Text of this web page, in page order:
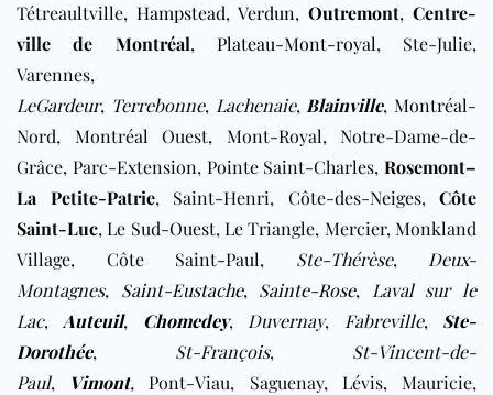
Tétreaultville, Hampstead, Verdun, Outremont, Centre-
ville de Montréal, Plateau-Mont-royal,
Ste-Julie,
Varennes,
LeGardeur, Terrebonne, Lachenaie, Blainville, Montréal-
Nord, Montréal Ouest, Mont-Royal, Notre-Dame-de-
Grâce, Parc-Extension, Pointe Saint-Charles, Rosemont–
La Petite-Patrie, Saint-Henri, Côte-des-Neiges, Côte
Saint-Luc, Le Sud-Ouest, Le Triangle, Mercier, Monkland
Village, Côte Saint-Paul, Ste-Thérèse, Deux-
Montagnes, Saint-Eustache, Sainte-Rose,
Laval sur le
Lac, Auteuil, Chomedey, Duvernay, Fabreville, Ste-
Dorothée, St-François, St-Vincent-de-
Paul, Vimont, Pont-Viau, Saguenay, Lévis, Mauricie,